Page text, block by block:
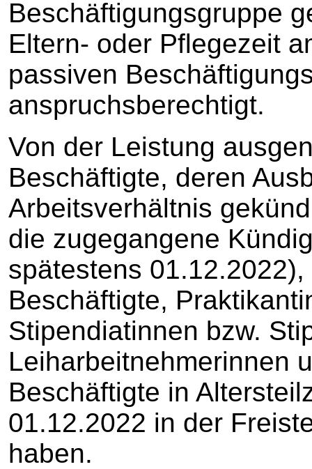
Beschäftigungsgruppe
Eltern- oder Pflegezeit
passiven
anspruchsberechtigt.
Von der Leistung
Beschäftigte, deren
Arbeitsverhältnis
die zugegangene
spätestens
Beschäftigte,
Stipendiatinnen bzw.
Leiharbeitnehmerinnen
Beschäftigte in
01.12.2022 in der
haben.